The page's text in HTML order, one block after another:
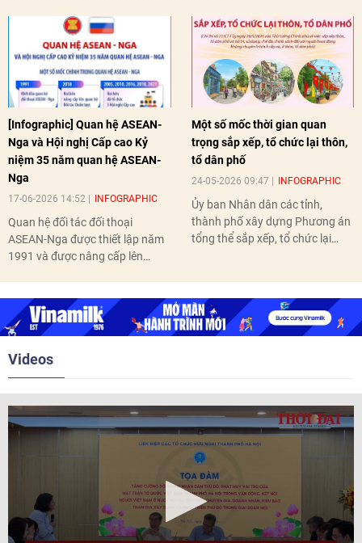
[Infographic] Quan hệ ASEAN-
Nga và Hội nghị Cấp cao Kỷ
niệm 35 năm quan hệ ASEAN-
Nga
17-06-2026 14:52 INFOGRAPHIC
Quan hệ đối tác đối thoại
ASEAN-Nga được thiết lập năm
1991 và được nâng cấp lên
nghị Cấp cao vào các năm 2005,
2010, 2016, 2018, 2021.
Một số mốc thời gian quan
trọng sắp xếp, tổ chức lại thôn,
tổ dân phố
24-05-2026 09:47 INFOGRAPHIC
Ủy ban Nhân dân các tỉnh,
thành phố xây dựng Phương án
tổng thể sắp xếp, tổ chức lại
Videos